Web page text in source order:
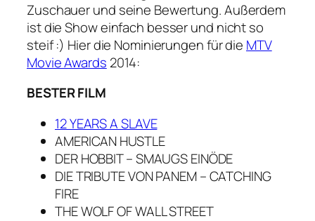
Zuschauer und seine Bewertung. Außerdem
ist die Show einfach besser und nicht so
steif :) Hier die Nominierungen für die MTV
Movie Awards 2014:
BESTER FILM
12 YEARS A SLAVE
AMERICAN HUSTLE
DER HOBBIT – SMAUGS EINÖDE
DIE TRIBUTE VON PANEM – CATCHING
FIRE
THE WOLF OF WALL STREET